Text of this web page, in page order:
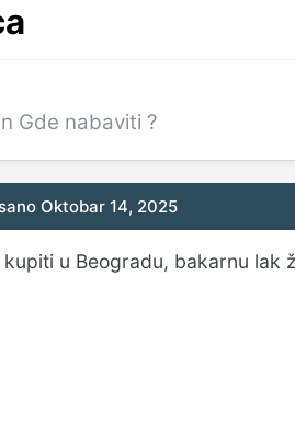
Gde nabaviti ?
Oktobar 14, 2025
kupiti u Beogradu, bakarnu lak